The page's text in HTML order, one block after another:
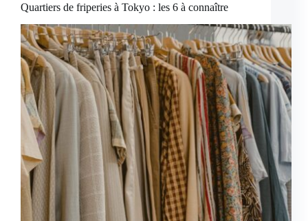
Quartiers de friperies à Tokyo : les 6 à connaître